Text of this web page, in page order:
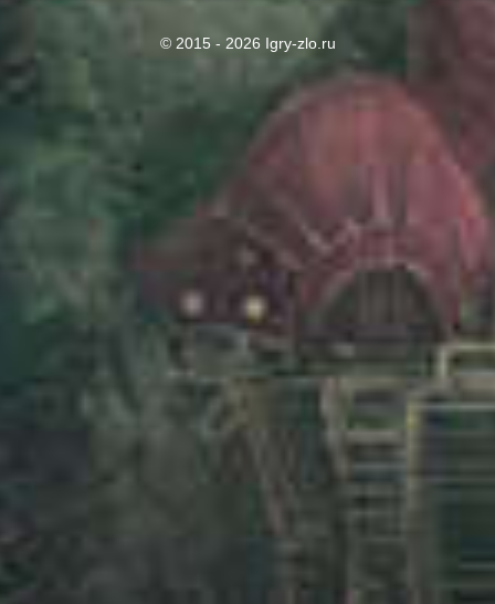
© 2015 - 2026 Igry-zlo.ru